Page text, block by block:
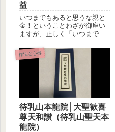
益
いつまでもあると思うな親と
金！ということわざが御座い
ますが、正しく「いつまでも
天）のご利...
作法と心得
待乳山本龍院│大聖歓喜
尊天和讃（待乳山聖天本
龍院）